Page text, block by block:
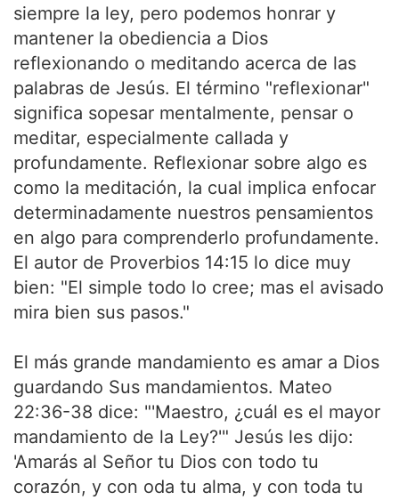
siempre la ley, pero podemos honrar y
mantener la obediencia a Dios
reflexionando o meditando acerca de las
palabras de Jesús. El término "reflexionar"
significa sopesar mentalmente, pensar o
meditar, especialmente callada y
profundamente. Reflexionar sobre algo es
como la meditación, la cual implica enfocar
determinadamente nuestros pensamientos
en algo para comprenderlo profundamente.
El autor de Proverbios 14:15 lo dice muy
bien: "El simple todo lo cree; mas el avisado
mira bien sus pasos."
El más grande mandamiento es amar a Dios
guardando Sus mandamientos. Mateo
22:36-38 dice: "'Maestro, ¿cuál es el mayor
mandamiento de la Ley?'" Jesús les dijo:
'Amarás al Señor tu Dios con todo tu
corazón, y con oda tu alma, y con toda tu